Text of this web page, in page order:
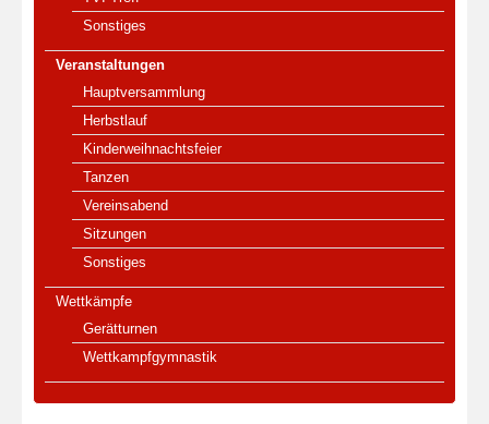
Sonstiges
Veranstaltungen
Hauptversammlung
Herbstlauf
Kinderweihnachtsfeier
Tanzen
Vereinsabend
Sitzungen
Sonstiges
Wettkämpfe
Gerätturnen
Wettkampfgymnastik